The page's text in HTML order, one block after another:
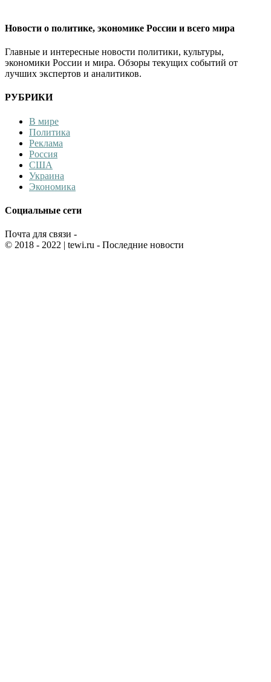
Новости о политике, экономике России и всего мира
Главные и интересные новости политики, культуры,
экономики России и мира. Обзоры текущих событий от
лучших экспертов и аналитиков.
РУБРИКИ
В мире
Политика
Реклама
Россия
США
Украина
Экономика
Социальные сети
Почта для связи -
© 2018 - 2022 | tewi.ru - Последние новости